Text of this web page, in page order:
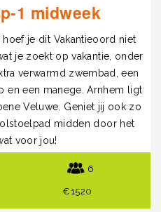
1 midweek
je dit Vakantieoord niet
je zoekt op vakantie, onder
verwarmd zwembad, een
en een manege. Arnhem ligt
Veluwe. Geniet jij ook zo
midden door het
voor jou!
6
€1520